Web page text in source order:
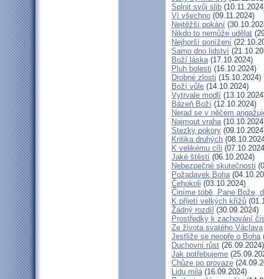
Splnit svůj slib
Ví všechno (09.11.2024)
Nejtěžší pokání
Nikdo to nemůže udělat
Nejhorší ponížení
Samo dno lidství
Boží láska(17.10.2024)
Pluh bolesti (16.10.2024)
Drobné zlosti (15.10.2024)
Boží vůle (14.10.2024)
Vytrvale modlí
Bázeň Boží (12.10.2024)
Nerad se v něčem
Najmout vraha
Stezky pokory
Kritika druhých
K velikému cíli
Jaké štěstí (06.10.2024)
Nebezpečné skutečnosti
Požadavek Boha
Čehokoli (03.10.2024)
Činíme tobě, Pane Bože,
K přijetí velkých křížů
Žádný rozdíl (30.09.2024)
Prostředky k zachování
Ze života svatého Václava
Jestliže se neopře o Boha
Duchovní růst (26.09.2024)
Jak potřebujeme
Chůze po provaze
Lidu milá(16.09.2024)